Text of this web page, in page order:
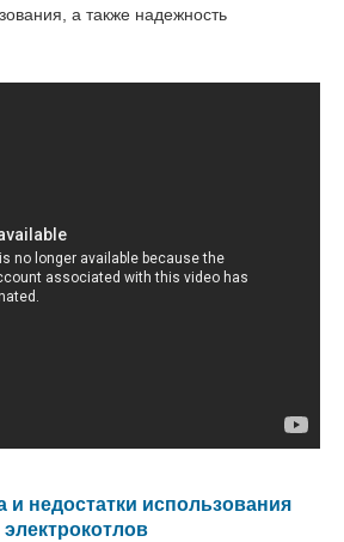
а также надежность
и недостатки использования
электрокотлов